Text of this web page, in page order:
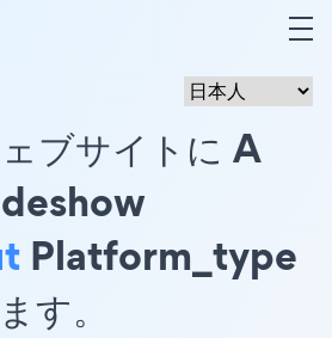
ブサイトに A
Platform_type
す。